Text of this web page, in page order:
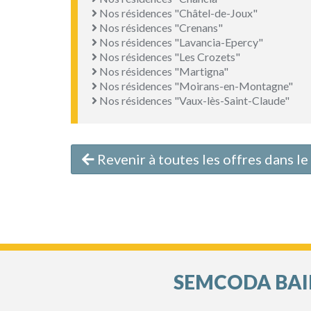
Nos résidences "Châtel-de-Joux"
Nos résidences "Crenans"
Nos résidences "Lavancia-Epercy"
Nos résidences "Les Crozets"
Nos résidences "Martigna"
Nos résidences "Moirans-en-Montagne"
Nos résidences "Vaux-lès-Saint-Claude"
Revenir à toutes les offres dans
SEMCODA